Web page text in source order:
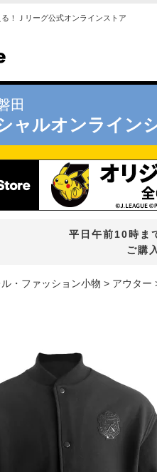
！Ｊリーグ公式オンラインストア
田
ャルオンライン
平日午前10時ま
ご購
・ファッション小物 アウター